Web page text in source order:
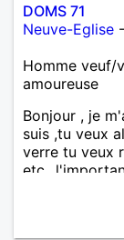
DOMS 71
Neuve-Eglise -
Homme veuf/
amoureuse
Bonjour , je
suis ,tu veux
verre tu veux
balader ,
théatre etc et